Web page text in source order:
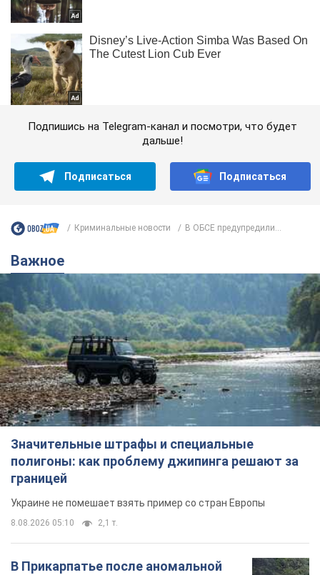
Подпишись на Telegram-канал и посмотри, что будет
дальше!
Подписаться Подписаться
Криминальные новости В ОБСЕ предупредили...
Важное
Значительные штрафы и специальные
полигоны: как проблему джипинга решают за
границей
Украине не помешает взять пример со стран Европы
8.08.2026 05:10 2,1 т.
В Прикарпатье после аномальной